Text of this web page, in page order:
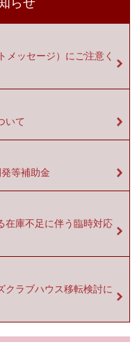
メッセージ）にご注意く
いて
等補助金
在庫不足に伴う臨時対応
クラブハウス移転検討に